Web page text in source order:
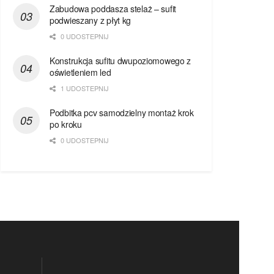
Zabudowa poddasza stelaż – sufit
podwieszany z płyt kg
0 UDOSTEPNIJ
Konstrukcja sufitu dwupoziomowego z
oświetleniem led
1 UDOSTEPNIJ
Podbitka pcv samodzielny montaż krok
po kroku
0 UDOSTEPNIJ